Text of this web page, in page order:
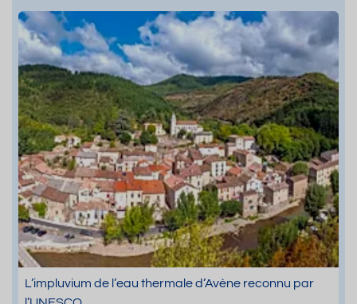
L’impluvium de l’eau thermale d’Avène reconnu par